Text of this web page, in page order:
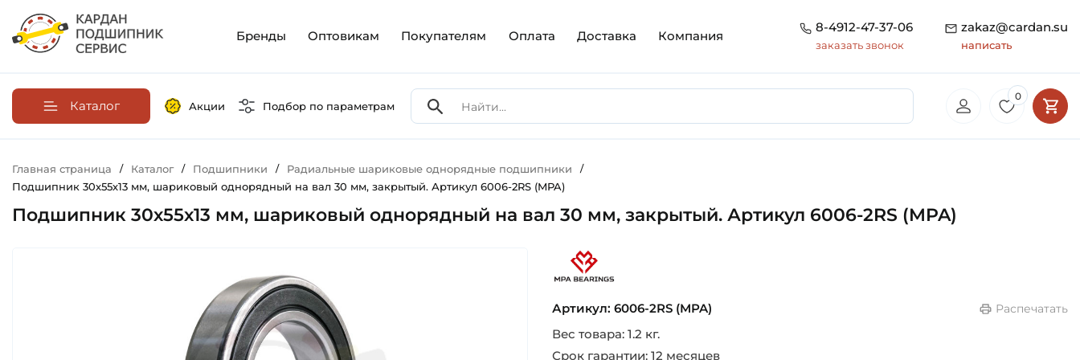
Бренды Оптовикам Покупателям Оплата Доставка Компания
8-4912-47-37-06
заказать звонок
zakaz@cardan.su
написать
Каталог Акции Подбор по параметрам
0
Главная страница / Каталог / Подшипники / Радиальные шариковые однорядные подшипники /
Подшипник 30х55х13 мм, шариковый однорядный на вал 30 мм, закрытый. Артикул 6006-2RS (MPA)
Подшипник 30х55х13 мм, шариковый однорядный на вал 30 мм, закрытый. Артикул 6006-2RS (MPA)
Артикул: 6006-2RS (MPA)
Распечатать
Вес товара: 1.2 кг.
Срок гарантии: 12 месяцев